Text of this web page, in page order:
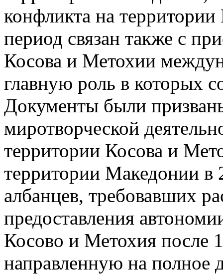
конфликта на
период связан также с
Косова и Метохии
главную роль в которых
Документы были
миротворческой
территории Косова и
территории Македонии в
албанцев, требовавших
предоставления
Косово и Метохия после
направленную на полное